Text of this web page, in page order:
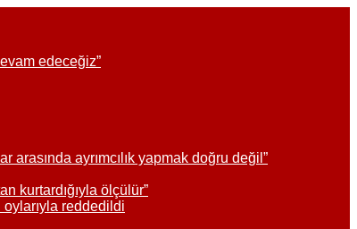
edeceğiz”
ayrımcılık yapmak doğru değil”
kurtardığıyla ölçülür”
oylarıyla reddedildi